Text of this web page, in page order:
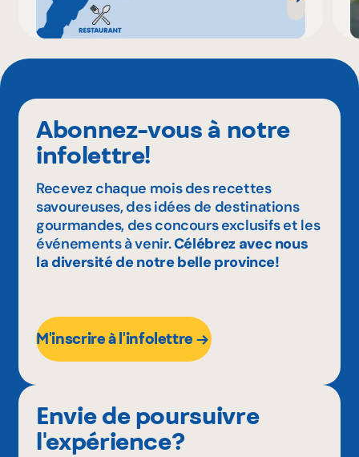
Abonnez-vous à notre
infolettre!
Recevez chaque mois des recettes
savoureuses, des idées de destinations
gourmandes, des concours exclusifs et les
événements à venir.Célébrez avec nous
la diversité de notre belle province!
M'inscrire à l'infolettre
Envie de poursuivre
l'expérience?